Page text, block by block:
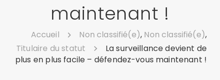
maintenant !
Accueil Non classifié(e), Non classifié(e),
Titulaire du statut
La surveillance devient de
plus en plus facile – défendez-vous maintenant !